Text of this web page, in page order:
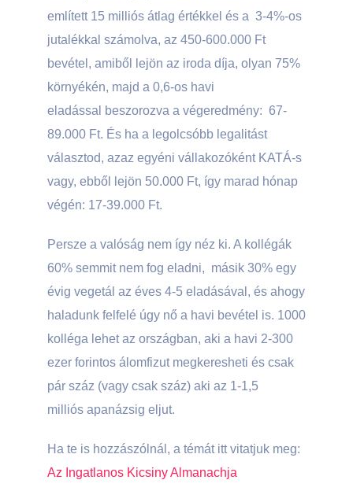
említett 15 milliós átlag értékkel és a 3-4%-os
jutalékkal számolva, az 450-600.000 Ft
bevétel, amiből lejön az iroda díja, olyan 75%
környékén, majd a 0,6-os havi
eladással beszorozva a végeredmény: 67-
89.000 Ft. És ha a legolcsóbb legalitást
választod, azaz egyéni vállakozóként KATÁ-s
vagy, ebből lejön 50.000 Ft, így marad hónap
végén: 17-39.000 Ft.
Persze a valóság nem így néz ki. A kollégák
60% semmit nem fog eladni, másik 30% egy
évig vegetál az éves 4-5 eladásával, és ahogy
haladunk felfelé úgy nő a havi bevétel is. 1000
kolléga lehet az országban, aki a havi 2-300
ezer forintos álomfizut megkeresheti és csak
pár száz (vagy csak száz) aki az 1-1,5
milliós apanázsig eljut.
Ha te is hozzászólnál, a témát itt vitatjuk meg:
Az Ingatlanos Kicsiny Almanachja